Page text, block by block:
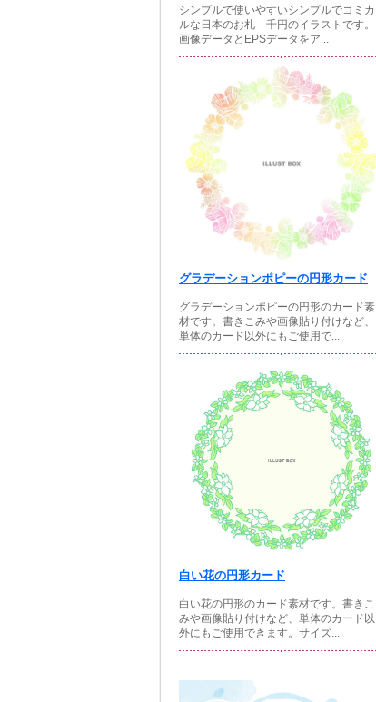
シンプルで使いやすいシンプルでコミカ
ルな日本のお札 千円のイラストです。
画像データとEPSデータをア...
グラデーションポピーの円形カード
グラデーションポピーの円形のカード素
材です。書きこみや画像貼り付けなど、
単体のカード以外にもご使用で...
白い花の円形カード
白い花の円形のカード素材です。書きこ
みや画像貼り付けなど、単体のカード以
外にもご使用できます。サイズ...